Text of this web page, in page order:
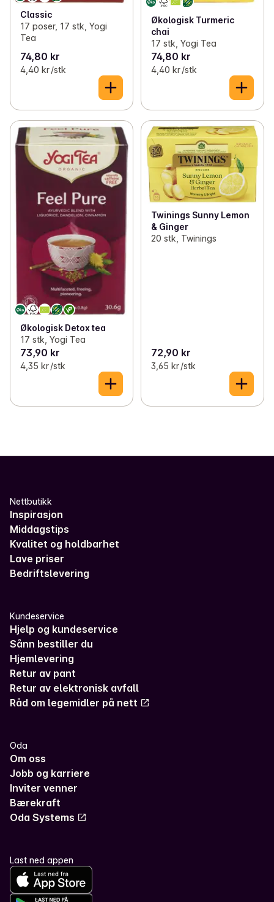
Classic
17 poser, 17 stk, Yogi
Tea
74,80 kr
4,40 kr /stk
Økologisk Turmeric
chai
17 stk, Yogi Tea
74,80 kr
4,40 kr /stk
Økologisk Detox tea
17 stk, Yogi Tea
73,90 kr
4,35 kr /stk
Twinings Sunny Lemon
& Ginger
20 stk, Twinings
72,90 kr
3,65 kr /stk
Nettbutikk
Inspirasjon
Middagstips
Kvalitet og holdbarhet
Lave priser
Bedriftslevering
Kundeservice
Hjelp og kundeservice
Sånn bestiller du
Hjemlevering
Retur av pant
Retur av elektronisk avfall
Råd om legemidler på nett
Oda
Om oss
Jobb og karriere
Inviter venner
Bærekraft
Oda Systems
Last ned appen